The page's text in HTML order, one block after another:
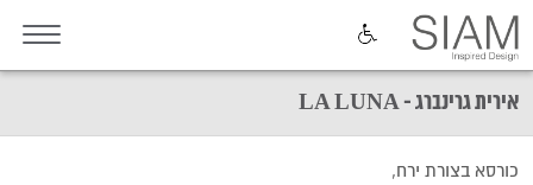
אירית גרינברג - LA LUNA
כורסא בצורת ירח,